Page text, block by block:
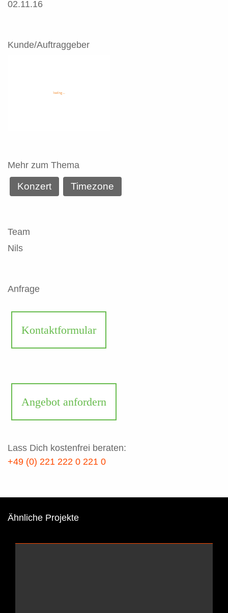
02.11.16
Kunde/Auftraggeber
Mehr zum Thema
Konzert Timezone
Team
Nils
Anfrage
Kontaktformular
Angebot anfordern
Lass Dich kostenfrei beraten:
+49 (0) 221 222 0 221 0
Ähnliche Projekte